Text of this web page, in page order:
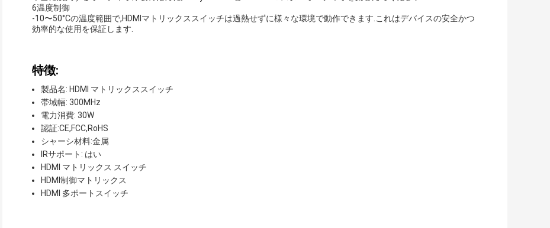
6温度制御
-10〜50°Cの温度範囲で,HDMIマトリックススイッチは過熱せずに様々な環境で動作できます.これはデバイスの安全かつ
効率的な使用を保証します.
特徴:
製品名: HDMI マトリックススイッチ
帯域幅: 300MHz
電力消費: 30W
認証:CE,FCC,RoHS
シャーシ材料:金属
IRサポート: はい
HDMI マトリックス スイッチ
HDMI制御マトリックス
HDMI 多ポートスイッチ